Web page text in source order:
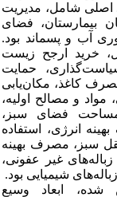
شامل، مدیریت
بیمارستان، فضای
آب و پسماند بود.
خرید ارجح زیست
حمایت
کاغذ، مکان‌یابی
و مصالح اولیه،
فضای سبز،
انرژی، استفاده
سبز، مصرف بهینه
غیر عفونی،
شیمیایی بود.
شده، ابعاد وسیع